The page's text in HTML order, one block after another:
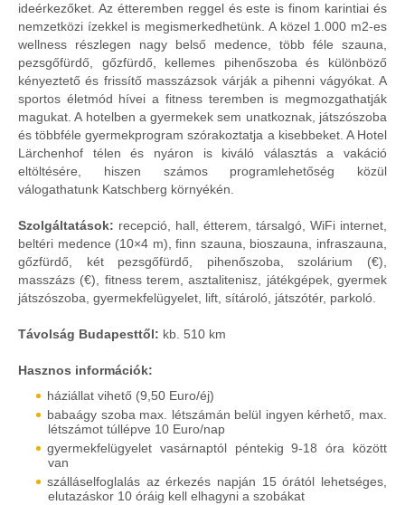
ideérkezőket. Az étteremben reggel és este is finom karintiai és
nemzetközi ízekkel is megismerkedhetünk. A közel 1.000 m2-es
wellness részlegen nagy belső medence, több féle szauna,
pezsgőfürdő, gőzfürdő, kellemes pihenőszoba és különböző
kényeztető és frissítő masszázsok várják a pihenni vágyókat. A
sportos életmód hívei a fitness teremben is megmozgathatják
magukat. A hotelben a gyermekek sem unatkoznak, játszószoba
és többféle gyermekprogram szórakoztatja a kisebbeket. A Hotel
Lärchenhof télen és nyáron is kiváló választás a vakáció
eltöltésére, hiszen számos programlehetőség közül
válogathatunk Katschberg környékén.
Szolgáltatások: recepció, hall, étterem, társalgó, WiFi internet,
beltéri medence (10×4 m), finn szauna, bioszauna, infraszauna,
gőzfürdő, két pezsgőfürdő, pihenőszoba, szolárium (€),
masszázs (€), fitness terem, asztalitenisz, játékgépek, gyermek
játszószoba, gyermekfelügyelet, lift, sítároló, játszótér, parkoló.
Távolság Budapesttől: kb. 510 km
Hasznos információk:
háziállat vihető (9,50 Euro/éj)
babaágy szoba max. létszámán belül ingyen kérhető, max.
létszámot túllépve 10 Euro/nap
gyermekfelügyelet vasárnaptól péntekig 9-18 óra között
van
szálláselfoglalás az érkezés napján 15 órától lehetséges,
elutazáskor 10 óráig kell elhagyni a szobákat